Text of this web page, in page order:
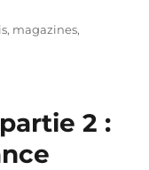
, magazines,
sur
:
Magazines
vendus
2 :